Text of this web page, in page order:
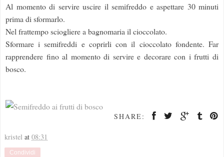
Al momento di servire uscire il semifreddo e aspettare 30 minuti
prima di sformarlo.
Nel frattempo sciogliere a bagnomaria il cioccolato.
Sformare i semifreddi e coprirli con il cioccolato fondente. Far
rapprendere fino al momento di servire e decorare con i frutti di
bosco.
SHARE:
kristel at 08:31
Condividi